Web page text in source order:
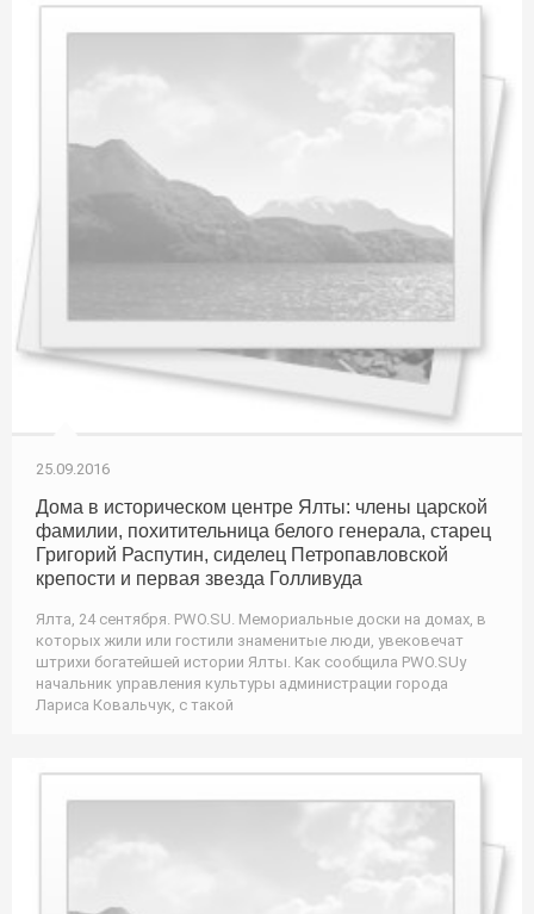
25.09.2016
Дома в историческом центре Ялты: члены царской
фамилии, похитительница белого генерала, старец
Григорий Распутин, сиделец Петропавловской
крепости и первая звезда Голливуда
Ялта, 24 сентября. PWO.SU. Мемориальные доски на домах, в
которых жили или гостили знаменитые люди, увековечат
штрихи богатейшей истории Ялты. Как сообщила PWO.SUу
начальник управления культуры администрации города
Лариса Ковальчук, с такой